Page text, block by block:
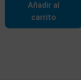
Añadir al
carrito